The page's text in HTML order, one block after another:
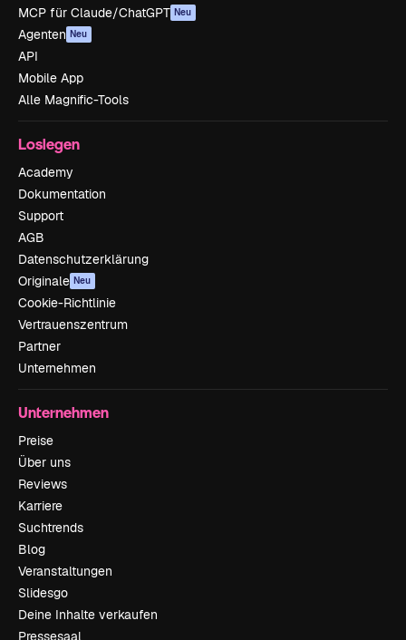
MCP für Claude/ChatGPT Neu
Agenten Neu
API
Mobile App
Alle Magnific-Tools
Loslegen
Academy
Dokumentation
Support
AGB
Datenschutzerklärung
Originale Neu
Cookie-Richtlinie
Vertrauenszentrum
Partner
Unternehmen
Unternehmen
Preise
Über uns
Reviews
Karriere
Suchtrends
Blog
Veranstaltungen
Slidesgo
Deine Inhalte verkaufen
Pressesaal